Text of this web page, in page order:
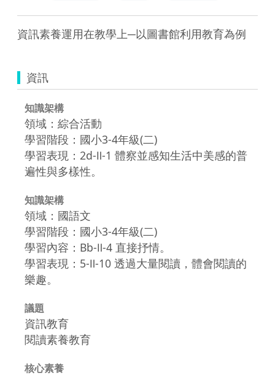
資訊素養運用在教學上─以圖書館利用教育為例
資訊
知識架構
領域：綜合活動
學習階段：國小3-4年級(二)
學習表現：2d-Ⅱ-1 體察並感知生活中美感的普
遍性與多樣性。
知識架構
領域：國語文
學習階段：國小3-4年級(二)
學習內容：Bb-Ⅱ-4 直接抒情。
學習表現：5-Ⅱ-10 透過大量閱讀，體會閱讀的
樂趣。
議題
資訊教育
閱讀素養教育
核心素養